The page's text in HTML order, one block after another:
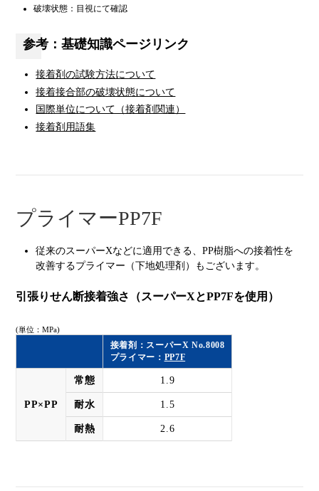
破壊状態：目視にて確認
参考：基礎知識ページリンク
接着剤の試験方法について
接着接合部の破壊状態について
国際単位について（接着剤関連）
接着剤用語集
プライマーPP7F
従来のスーパーXなどに適用できる、PP樹脂への接着性を
改善するプライマー（下地処理剤）もございます。
引張りせん断接着強さ（スーパーXとPP7Fを使用）
(単位：MPa)
接着剤：スーパーX No.8008
プライマー： PP7F
PP×PP
常態 1.9
耐水 1.5
耐熱 2.6